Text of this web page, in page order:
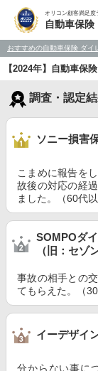
オリコン顧客満足度
自動車保険
おすすめの自動車保険 ダイ
【2024年】自動車保
調査・認定
ソニー損害
こまめに報告を
故後の対応の経
ました。（60代以
SOMPOダ
（旧：セゾ
事故の相手との
てもらえた。（30
イーデザイ
分からない事に